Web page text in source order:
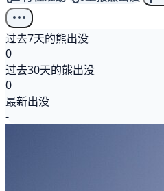
过去7天的熊出没
0
过去30天的熊出没
0
最新出没
-